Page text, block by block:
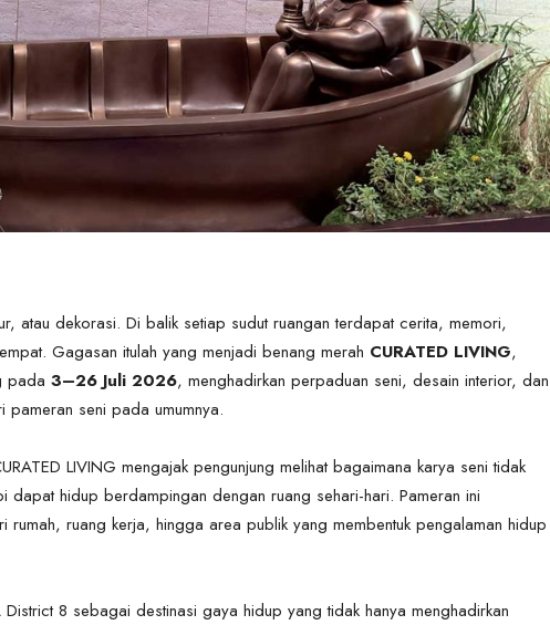
atau dekorasi. Di balik setiap sudut ruangan terdapat cerita, memori,
Gagasan itulah yang menjadi benang merah CURATED LIVING,
pada 3–26 Juli 2026, menghadirkan perpaduan seni, desain interior, dan
seni pada umumnya.
LIVING mengajak pengunjung melihat bagaimana karya seni tidak
hidup berdampingan dengan ruang sehari-hari. Pameran ini
ruang kerja, hingga area publik yang membentuk pengalaman hidup
8 sebagai destinasi gaya hidup yang tidak hanya menghadirkan